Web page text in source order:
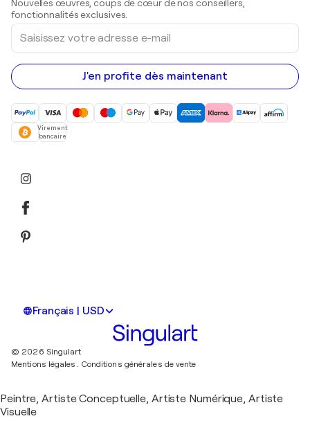
Peintures acryliques
Nouvelles œuvres, coups de cœur de nos conseillers,
fonctionnalités exclusives.
Saisissez
votre
adresse
e-
mail
J'en profite dès maintenant
Virement
bancaire
Français | USD
© 2026 Singulart
Mentions légales. Conditions générales de vente
Peintre, Artiste Conceptuelle, Artiste Numérique, Artiste
Visuelle